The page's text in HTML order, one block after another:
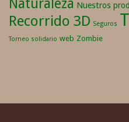
Naturaleza Nuestros
Recorrido 3D Seguros
Torneo solidario web Zombie